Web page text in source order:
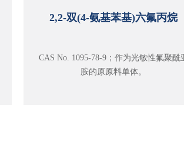
2,2-双(4-氨基苯基)六氟丙烷
CAS No. 1095-78-9；作为光敏性氟聚酰
胺的原原料单体。